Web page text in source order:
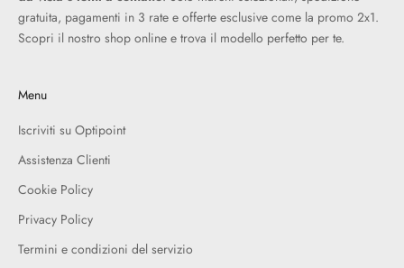
gratuita, pagamenti in 3 rate e offerte esclusive come la promo 2x1.
Scopri il nostro shop online e trova il modello perfetto per te.
Menu
Iscriviti su Optipoint
Assistenza Clienti
Cookie Policy
Privacy Policy
Termini e condizioni del servizio